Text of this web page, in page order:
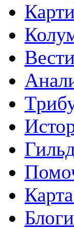
Блоги